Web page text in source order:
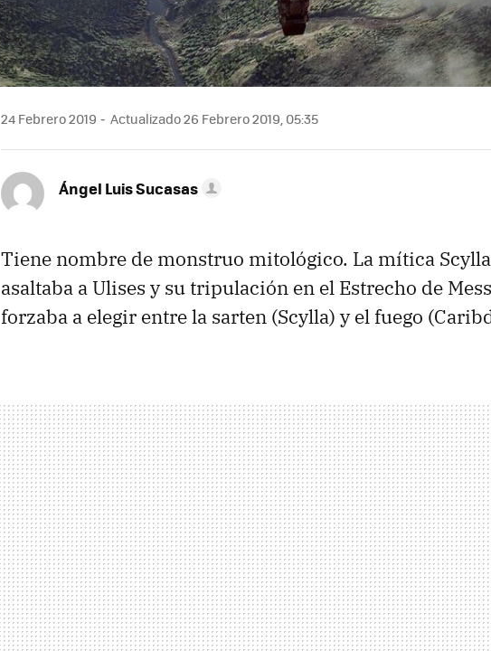
24 Febrero 2019 Actualizado 26 Febrero 2019, 05:35
Ángel Luis Sucasas
Tiene nombre de monstruo mitológico. La mítica
asaltaba a Ulises y su tripulación en el Estrecho de
forzaba a elegir entre la sarten (Scylla) y el fuego